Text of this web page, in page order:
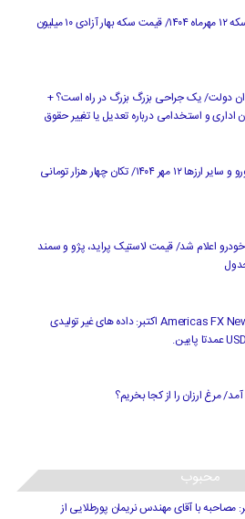
قیمت جدید طلا و سکه ۱۲ مهرماه ۱۴۰۴/ قیمت سکه بهار آزادی ۱۰ میلیون
دولت/ یک جراحی بزرگ بزرگ در راه است؟ +
و استخدامی درباره تعدیل یا تغییر حقوق
قیمت جدید دلار، یورو و سایر ارزها ۱۲ مهر ۱۴۰۴/ تکان چهار هزار تومانی
اعلام شد/ قیمت لاستیک پراید، پژو و سمند
سرمایه گذاری Americas FX News 3 اکتبر: داده های غیر تولیدی
محبوب
مصاحبه با آقای مهندس نریمان پورطلایی از